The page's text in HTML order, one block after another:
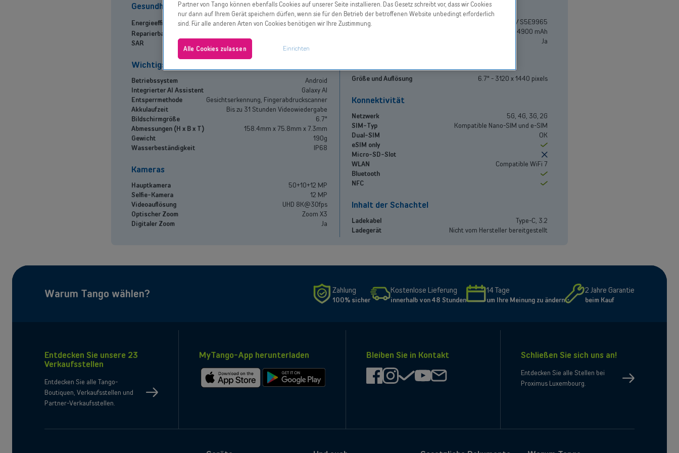
Gesundheit und Umwelt
Energieeffizienz A
Mehr erfahren
Reparierbarkeitsindex
SAR
Wichtigste Merkmale
Betriebssystem
Android
Integrierter AI Assistent
Galaxy AI
Entsperrmethode
Gesichtserkennung, Fingerabdruckscanner
Akkulaufzeit
Bis zu 31 Stunden Videowiedergabe
Bildschirmgröße
6.7"
Abmessungen (H x B x T)
158.4mm x 75.8mm x 7.3mm
Gewicht
190g
Wasserbeständigkeit
IP68
Kameras
Hauptkamera
50+10+12 MP
Selfie-Kamera
12 MP
Videoauflösung
UHD 8K@30fps
Optischer Zoom
Zoom X3
Digitaler Zoom
Ja
Leistungen
Prozessor
Exynos 2600 / S5E9965
4900 mAh
Ja
Größe und Auflösung 6.7" - 3120 x 1440 pixels
Konnektivität
Netzwerk
5G, 4G, 3G, 2G
SIM-Typ
Kompatible Nano-SIM und e-SIM
Dual-SIM
OK
eSIM only
Ja
Micro-SD-Slot
Nein
WLAN
Compatible WiFi 7
Bluetooth
Ja
NFC
Ja
Inhalt der Schachtel
Ladekabel
Type-C, 3.2
Ladegerät
Nicht vom Hersteller bereitgestellt
prüfen
prüfen
Warum Tango wählen? Zahlung
100% sicher
Kostenlose Lieferung
innerhalb von 48 Stunden
14 Tage
um Ihre Meinung zu ändern
2 Jahre Garantie
beim Kauf
Entdecken Sie unsere 23
Verkaufsstellen
Entdecken Sie alle Tango-
Boutiquen, Verkaufsstellen und
Partner-Verkaufsstellen.
MyTango-App herunterladen Bleiben Sie in Kontakt
facebookinstagram
checkyoutube
mail
Schließen Sie sich uns an!
Entdecken Sie alle Stellen bei
Proximus Luxembourg.
Partner von Tango können ebenfalls Cookies auf unserer Seite installieren. Das Gesetz schreibt vor, dass wir Cookies
nur dann auf Ihrem Gerät speichern dürfen, wenn sie für den Betrieb der betroffenen Website unbedingt erforderlich
sind. Für alle anderen Arten von Cookies benötigen wir Ihre Zustimmung.
Einrichten
Alle Cookies zulassen